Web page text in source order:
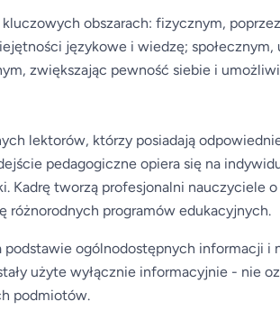
obszarach: fizycznym,
językowe i wiedzę; społecznym,
zwiększając pewność siebie i
lektorów, którzy posiadają
pedagogiczne opiera się na
Kadrę tworzą profesjonalni nauczyciele
różnorodnych programów edukacyjnych.
podstawie ogólnodostępnych informacji i
użyte wyłącznie informacyjnie - nie
podmiotów.